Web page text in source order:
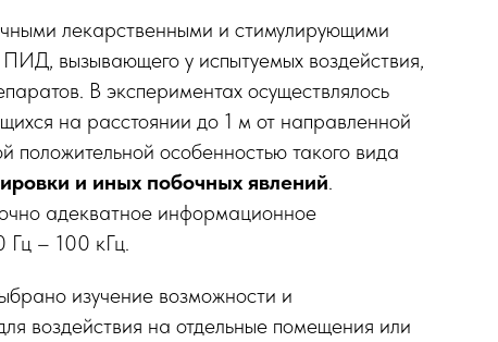
лекарственными и стимулирующими
вызывающего у испытуемых воздействия,
В экспериментах осуществлялось
на расстоянии до 1 м от направленной
особенностью такого вида
и иных побочных явлений.
адекватное информационное
Гц – 100 кГц.
изучение возможности и
воздействия на отдельные помещения или